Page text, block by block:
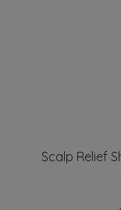
Scalp Relief